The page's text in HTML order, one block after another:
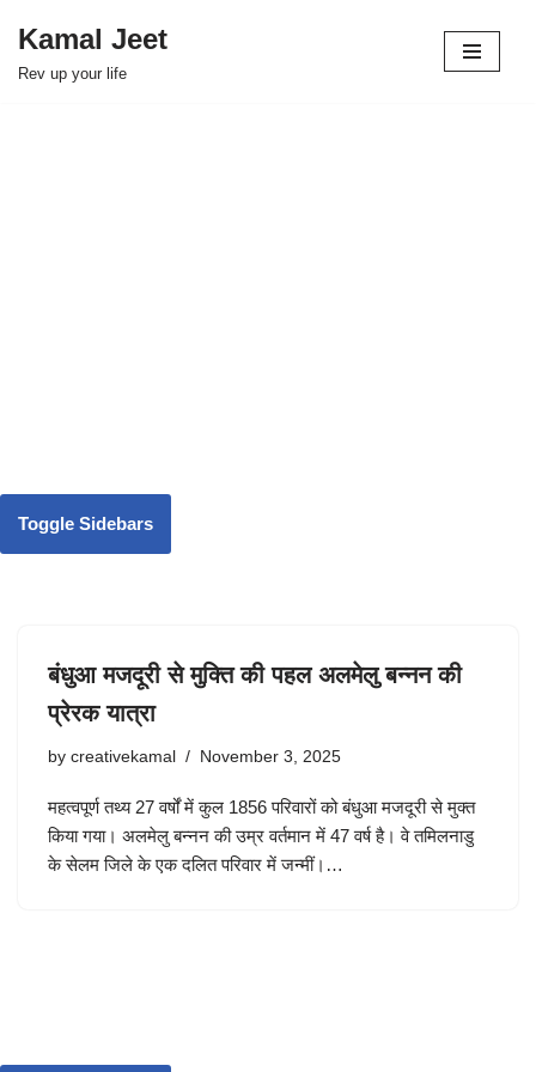
Skip
Kamal Jeet
Rev up your life
Toggle Sidebars
बंधुआ मजदूरी से मुक्ति की पहल अलमेलु बन्नन की
प्रेरक यात्रा
by creativekamal November 3, 2025
महत्वपूर्ण तथ्य 27 वर्षों में कुल 1856 परिवारों को बंधुआ मजदूरी से मुक्त
किया गया। अलमेलु बन्नन की उम्र वर्तमान में 47 वर्ष है। वे तमिलनाडु
के सेलम जिले के एक दलित परिवार में जन्मीं।…